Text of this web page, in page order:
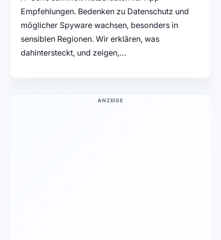
Empfehlungen. Bedenken zu Datenschutz und
möglicher Spyware wachsen, besonders in
sensiblen Regionen. Wir erklären, was
dahintersteckt, und zeigen,…
ANZEIGE